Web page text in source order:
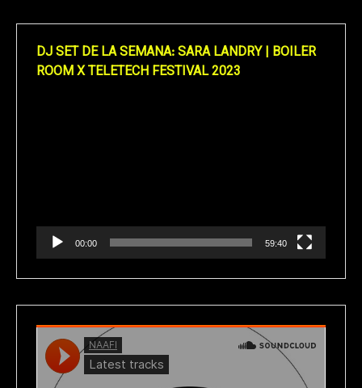
DJ SET DE LA SEMANA: SARA LANDRY | BOILER
ROOM X TELETECH FESTIVAL 2023
00:00 59:40